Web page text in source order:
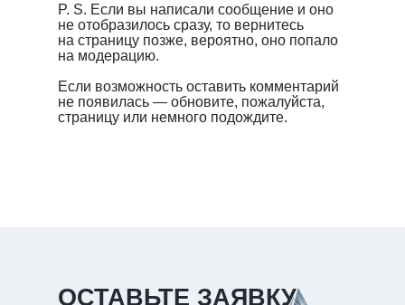
P. S. Если вы написали сообщение и оно
не отобразилось сразу, то вернитесь
на страницу позже, вероятно, оно попало
на модерацию.
Если возможность оставить комментарий
не появилась — обновите, пожалуйста,
страницу или немного подождите.
ОСТАВЬТЕ ЗАЯВКУ